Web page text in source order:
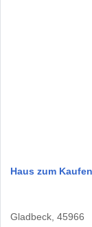
Haus zum
Gladbeck, 45966